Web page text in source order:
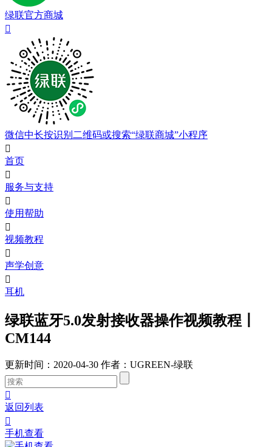
绿联官方商城

微信中长按识别二维码或搜索“绿联商城”小程序

首页

服务与支持

使用帮助

视频教程

声学创意

耳机
绿联蓝牙5.0发射接收器操作视频教程丨
CM144
更新时间：2020-04-30 作者：UGREEN-绿联

返回列表

手机查看